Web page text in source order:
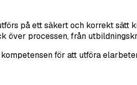
på ett säkert och korrekt sätt
över processen, från
för att utföra